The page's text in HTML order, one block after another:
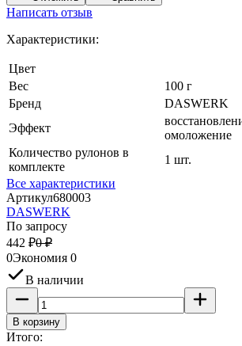
Написать отзыв
Характеристики:
Цвет
Вес
100 г
Бренд
DASWERK
Эффект
омоложение
Количество рулонов в
комплекте
1 шт.
Все характеристики
Артикул680003
DASWERK
По запросу
442 ₽0 ₽
0Экономия 0
В наличии
В корзину
Итого: